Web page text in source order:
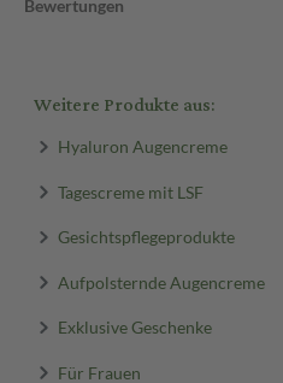
Bewertungen
Weitere Produkte aus:
Hyaluron Augencreme
Tagescreme mit LSF
Gesichtspflegeprodukte
Aufpolsternde Augencreme
Exklusive Geschenke
Für Frauen